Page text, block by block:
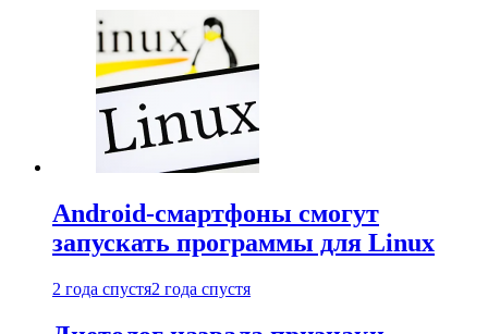
Android-смартфоны смогут
запускать программы для Linux
2 года спустя2 года спустя